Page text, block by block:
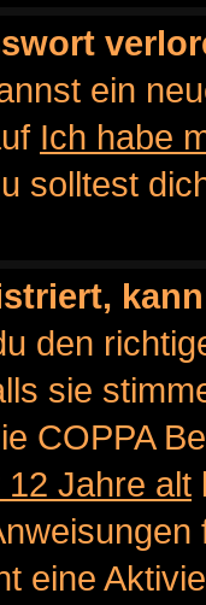
ein
Ich habe
solltest
den
sie
COPPA
Jahre alt
eine